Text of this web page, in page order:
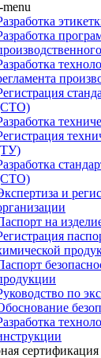
и
на
по
сертификация